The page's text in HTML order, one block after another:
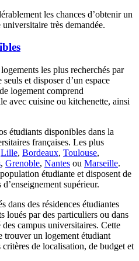
les chances d’obtenir un
très demandée.
les plus recherchés par
et disposer d’un espace
logement comprend
avec cuisine ou kitchenette, ainsi
étudiants disponibles dans la
françaises. Les plus
Lille, Bordeaux, Toulouse,
, Grenoble, Nantes ou Marseille.
étudiante et disposent de
supérieur.
dans des résidences étudiantes
loués par des particuliers ou dans
campus universitaires. Cette
trouver un logement étudiant
de localisation, de budget et